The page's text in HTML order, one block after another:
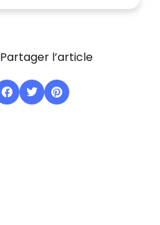
Partager l’article